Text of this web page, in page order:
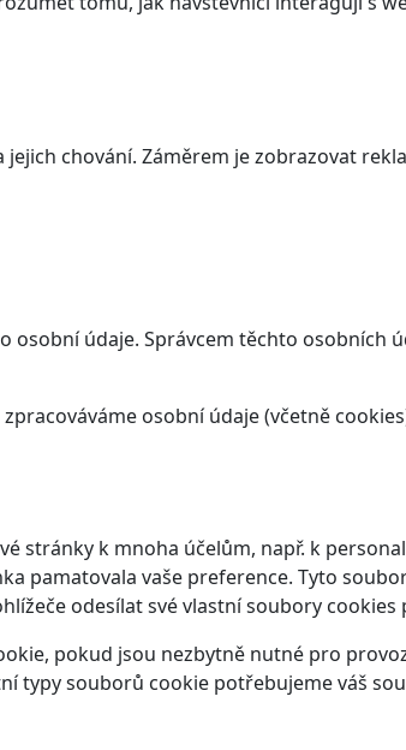
chování. Záměrem je zobrazovat
údaje. Správcem těchto osobních
osobní údaje (včetně
stránky k mnoha účelům, např. k
pamatovala vaše preference. Tyto
odesílat své vlastní soubory
pokud jsou nezbytně nutné pro
typy souborů cookie potřebujeme váš